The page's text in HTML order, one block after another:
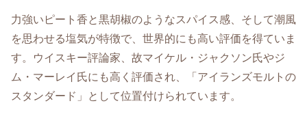
力強いピート香と黒胡椒のようなスパイス感、そして潮風
を思わせる塩気が特徴で、世界的にも高い評価を得ていま
す。ウイスキー評論家、故マイケル・ジャクソン氏やジ
ム・マーレイ氏にも高く評価され、「アイランズモルトの
スタンダード」として位置付けられています。